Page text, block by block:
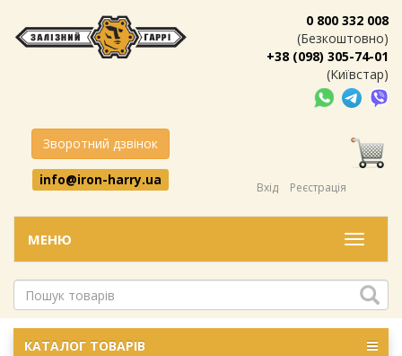
0 800 332 008
(Безкоштовно)
+38 (098) 305-74-01
(Київстар)
Зворотний дзвінок
info@iron-harry.ua
Вхід Реєстрація
Меню
МЕНЮ
КАТАЛОГ ТОВАРІВ